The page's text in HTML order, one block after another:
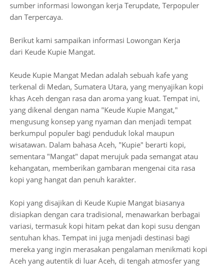
sumber informasi lowongan kerja Terupdate, Terpopuler
dan Terpercaya.
Berikut kami sampaikan informasi Lowongan Kerja
dari Keude Kupie Mangat.
Keude Kupie Mangat Medan adalah sebuah kafe yang
terkenal di Medan, Sumatera Utara, yang menyajikan kopi
khas Aceh dengan rasa dan aroma yang kuat. Tempat ini,
yang dikenal dengan nama "Keude Kupie Mangat,"
mengusung konsep yang nyaman dan menjadi tempat
berkumpul populer bagi penduduk lokal maupun
wisatawan. Dalam bahasa Aceh, "Kupie" berarti kopi,
sementara "Mangat" dapat merujuk pada semangat atau
kehangatan, memberikan gambaran mengenai cita rasa
kopi yang hangat dan penuh karakter.
Kopi yang disajikan di Keude Kupie Mangat biasanya
disiapkan dengan cara tradisional, menawarkan berbagai
variasi, termasuk kopi hitam pekat dan kopi susu dengan
sentuhan khas. Tempat ini juga menjadi destinasi bagi
mereka yang ingin merasakan pengalaman menikmati kopi
Aceh yang autentik di luar Aceh, di tengah atmosfer yang